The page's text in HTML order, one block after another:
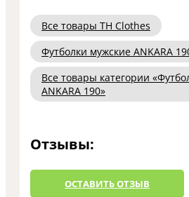
Все товары TH Clothes
Футболки мужские ANKARA
Все товары категории
ANKARA 190»
Отзывы:
ОCТАВИТЬ ОТЗЫВ